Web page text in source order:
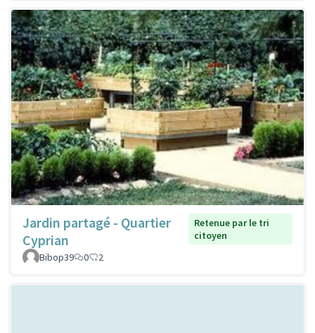
Jardin partagé - Quartier
Cyprian
Retenue par le tri
citoyen
Bibop39
0 2